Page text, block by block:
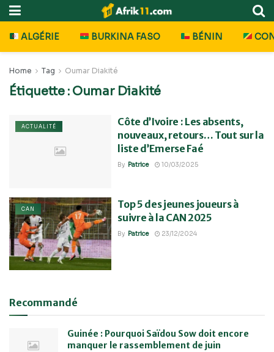
ALGÉRIE BURKINA FASO BÉNIN
Home Tag Oumar Diakité
Étiquette : Oumar Diakité
ACTUALITÉ
Côte d’Ivoire : Les absents,
nouveaux, retours… Tout sur la
liste d’Emerse Faé
By Patrice 10/03/2025
CAN
Top 5 des jeunes joueurs à
suivre à la CAN 2025
By Patrice 23/12/2024
Recommandé
Guinée : Pourquoi Saïdou Sow doit encore
manquer le rassemblement de juin